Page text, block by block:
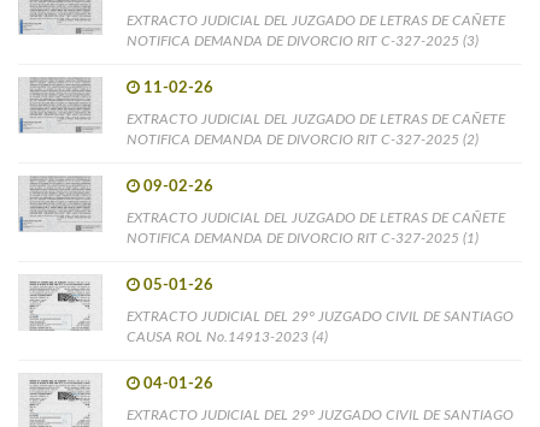
EXTRACTO JUDICIAL DEL JUZGADO DE LETRAS DE CAÑETE
NOTIFICA DEMANDA DE DIVORCIO RIT C-327-2025 (3)
11-02-26
EXTRACTO JUDICIAL DEL JUZGADO DE LETRAS DE CAÑETE
NOTIFICA DEMANDA DE DIVORCIO RIT C-327-2025 (2)
09-02-26
EXTRACTO JUDICIAL DEL JUZGADO DE LETRAS DE CAÑETE
NOTIFICA DEMANDA DE DIVORCIO RIT C-327-2025 (1)
05-01-26
EXTRACTO JUDICIAL DEL 29° JUZGADO CIVIL DE SANTIAGO
CAUSA ROL No.14913-2023 (4)
04-01-26
EXTRACTO JUDICIAL DEL 29° JUZGADO CIVIL DE SANTIAGO